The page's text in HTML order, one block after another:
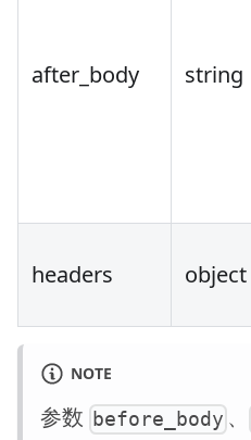
after_body string
headers object
NOTE
参数 before_body 、